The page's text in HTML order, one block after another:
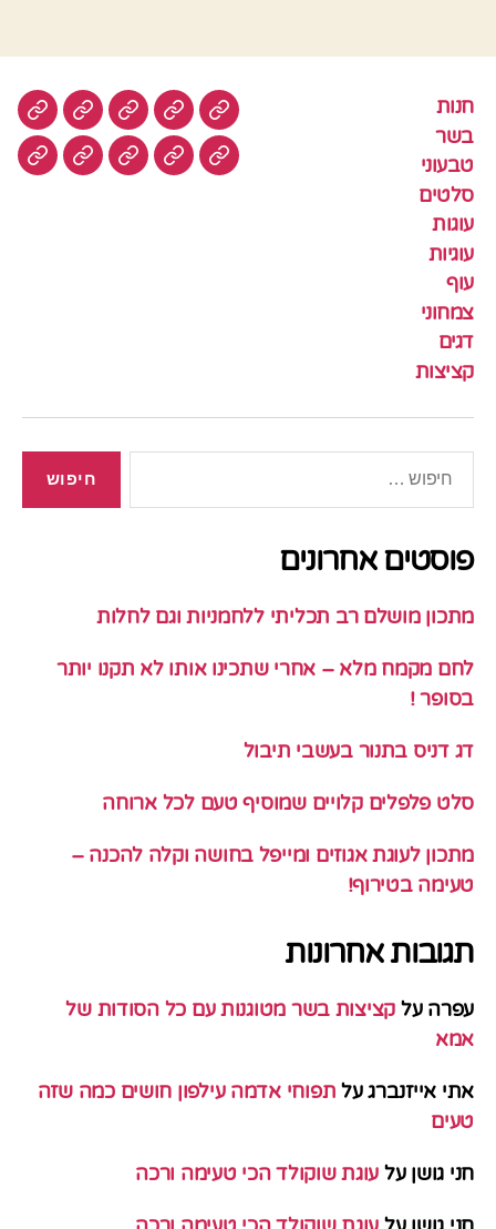
חנות
בשר
טבעוני
סלטים
עוגות
עוגיות
עוף
צמחוני
דגים
קציצות
חנות בשר טבעוניסלטים
עוגיותעוף צמחונידגים
פוסטים אחרונים
מתכון מושלם רב תכליתי ללחמניות וגם לחלות
לחם מקמח מלא – אחרי שתכינו אותו לא תקנו יותר
בסופר !
דג דניס בתנור בעשבי תיבול
סלט פלפלים קלויים שמוסיף טעם לכל ארוחה
מתכון לעוגת אגוזים ומייפל בחושה וקלה להכנה –
טעימה בטירוף!
תגובות אחרונות
עפרה על קציצות בשר מטוגנות עם כל הסודות של
אמא
אתי אייזנברגעל תפוחי אדמה עילפון חושים כמה שזה
טעים
חני גושן על עוגת שוקולד הכי טעימה ורכה